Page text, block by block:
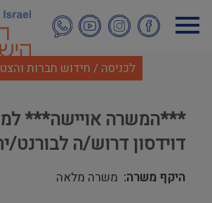
לתוכן
העיקרי
לכניסה / חידוש חברות
***המשרה אויישה***
דוידסון דרוש/ה לבורנט/
היקף משרה משרה מלאה